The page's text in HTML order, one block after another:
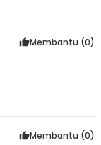
Membantu (0)
Membantu (0)